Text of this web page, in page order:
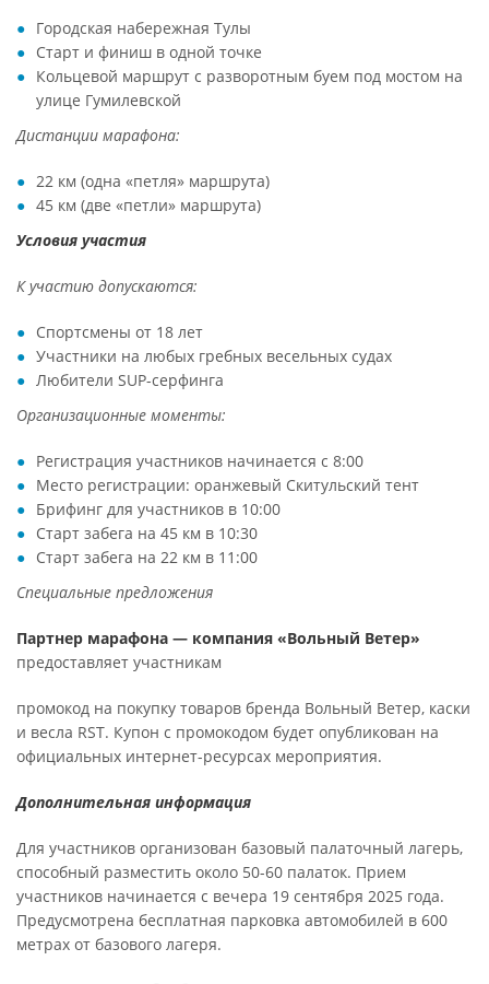
Городская набережная Тулы
Старт и финиш в одной точке
Кольцевой маршрут с разворотным буем под мостом на
улице Гумилевской
Дистанции марафона:
22 км (одна «петля» маршрута)
45 км (две «петли» маршрута)
Условия участия
К участию допускаются:
Спортсмены от 18 лет
Участники на любых гребных весельных судах
Любители SUP-серфинга
Организационные моменты:
Регистрация участников начинается с 8:00
Место регистрации: оранжевый Скитульский тент
Брифинг для участников в 10:00
Старт забега на 45 км в 10:30
Старт забега на 22 км в 11:00
Специальные предложения
Партнер марафона — компания «Вольный Ветер»
предоставляет участникам
промокод на покупку товаров бренда Вольный Ветер, каски
и весла RST. Купон с промокодом будет опубликован на
официальных интернет-ресурсах мероприятия.
Дополнительная информация
Для участников организован базовый палаточный лагерь,
способный разместить около 50-60 палаток. Прием
участников начинается с вечера 19 сентября 2025 года.
Предусмотрена бесплатная парковка автомобилей в 600
метрах от базового лагеря.